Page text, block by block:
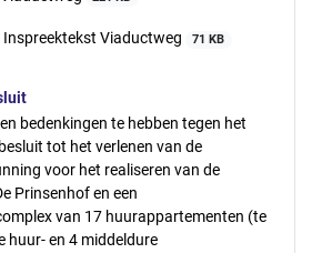
Viaductweg 71 KB
bedenkingen te hebben tegen het
tot het verlenen van de
voor het realiseren van de
Prinsenhof en een
van 17 huurappartementen (te
huur- en 4 middeldure